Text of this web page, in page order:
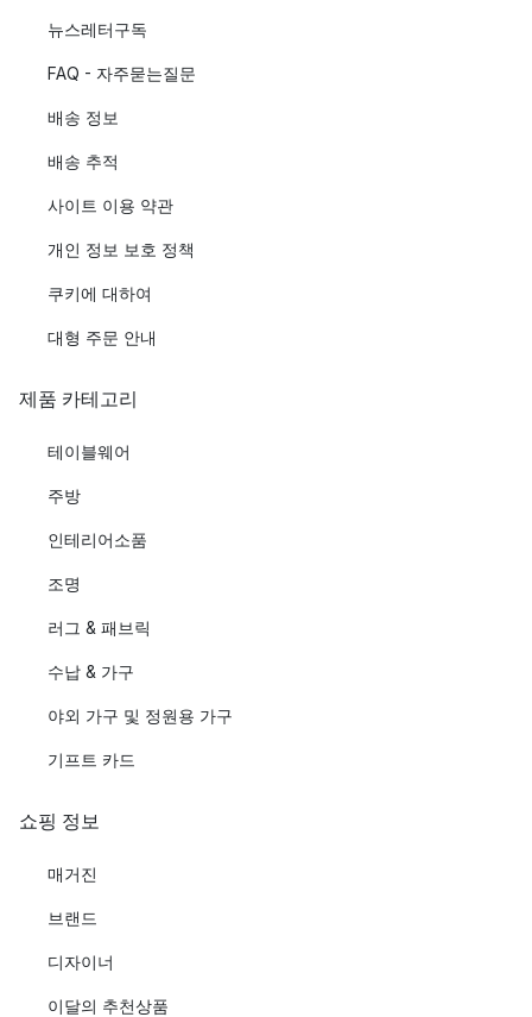
뉴스레터구독
FAQ - 자주묻는질문
배송 정보
배송 추적
사이트 이용 약관
개인 정보 보호 정책
쿠키에 대하여
대형 주문 안내
제품 카테고리
테이블웨어
주방
인테리어소품
조명
러그 & 패브릭
수납 & 가구
야외 가구 및 정원용 가구
기프트 카드
쇼핑 정보
매거진
브랜드
디자이너
이달의 추천상품